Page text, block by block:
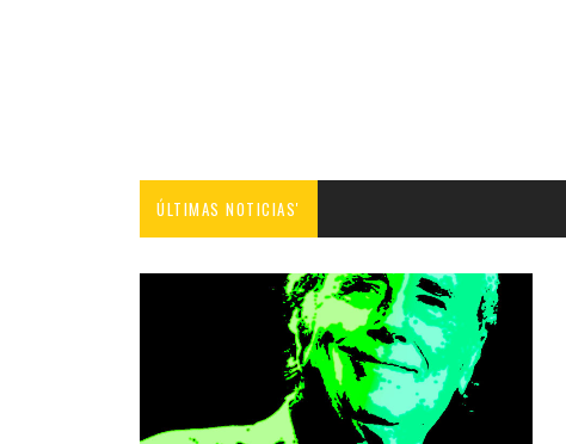
ÚLTIMAS NOTICIAS'